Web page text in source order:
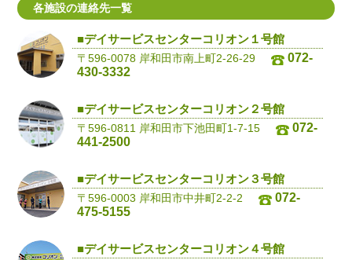
各施設の連絡先一覧
■デイサービスセンターコリオン１号館
〒596-0078 岸和田市南上町2-26-29
072-
430-3332
■デイサービスセンターコリオン２号館
〒596-0811 岸和田市下池田町1-7-15
072-
441-2500
■デイサービスセンターコリオン３号館
〒596-0003 岸和田市中井町2-2-2
072-
475-5155
■デイサービスセンターコリオン４号館